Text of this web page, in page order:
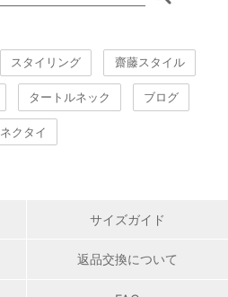
スタイリング 齋藤スタイル
タートルネック ブログ
ネクタイ
サイズガイド
返品交換について